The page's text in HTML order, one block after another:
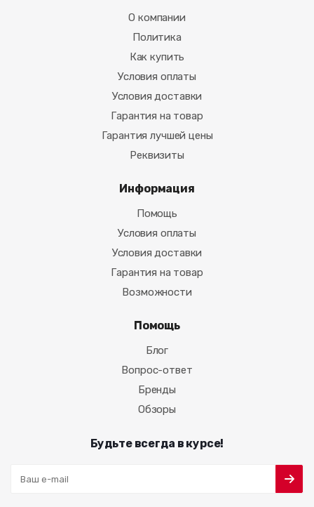
О компании
Политика
Как купить
Условия оплаты
Условия доставки
Гарантия на товар
Гарантия лучшей цены
Реквизиты
Информация
Помощь
Условия оплаты
Условия доставки
Гарантия на товар
Возможности
Помощь
Блог
Вопрос-ответ
Бренды
Обзоры
Будьте всегда в курсе!